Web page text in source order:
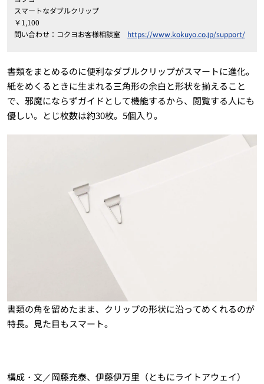
スマートなダブルクリップ
￥1,100
問い合わせ：コクヨお客様相談室 https://www.kokuyo.co.jp/support/
書類をまとめるのに便利なダブルクリップがスマートに進化。
紙をめくるときに生まれる三角形の余白と形状を揃えること
で、邪魔にならずガイドとして機能するから、閲覧する人にも
優しい。とじ枚数は約30枚。5個入り。
書類の角を留めたまま、クリップの形状に沿ってめくれるのが
特長。見た目もスマート。
構成・文／岡藤充泰、伊藤伊万里（ともにライトアウェイ）